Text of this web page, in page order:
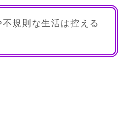
規則な生活は控える